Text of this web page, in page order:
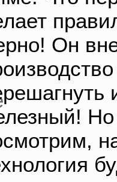
Он